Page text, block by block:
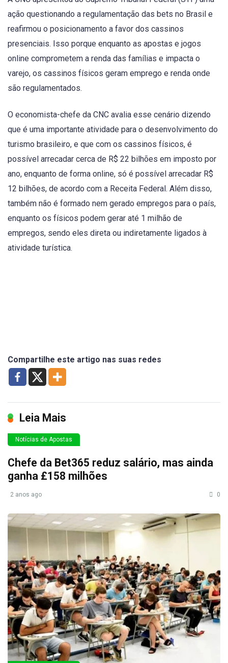
ação questionando a regulamentação das bets no Brasil e
reafirmou o posicionamento a favor dos cassinos
presenciais. Isso porque enquanto as apostas e jogos
online comprometem a renda das famílias e impacta o
varejo, os cassinos físicos geram emprego e renda onde
são regulamentados.
O economista-chefe da CNC avalia esse cenário dizendo
que é uma importante atividade para o desenvolvimento do
turismo brasileiro, e que com os cassinos físicos, é
possível arrecadar cerca de R$ 22 bilhões em imposto por
ano, enquanto de forma online, só é possível arrecadar R$
12 bilhões, de acordo com a Receita Federal. Além disso,
também não é formado nem gerado empregos para o país,
enquanto os físicos podem gerar até 1 milhão de
empregos, sendo eles direta ou indiretamente ligados à
atividade turística.
Compartilhe este artigo nas suas redes
Leia Mais
Notícias de Apostas
Chefe da Bet365 reduz salário, mas ainda
ganha £158 milhões
2 anos ago 0